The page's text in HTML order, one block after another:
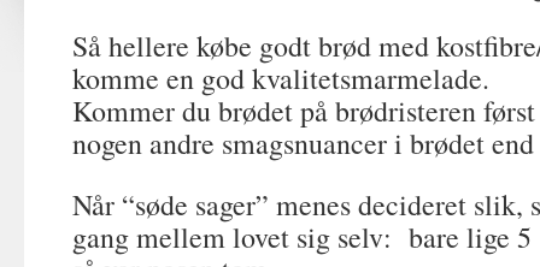
Så hellere købe godt brød med
komme en god kvalitetsmarmelade.
Kommer du brødet på brødristeren
nogen andre smagsnuancer i brødet
Når “søde sager” menes decideret slik,
gang mellem lovet sig selv: bare lige